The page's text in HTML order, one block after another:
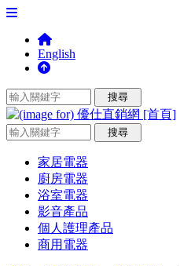
English
家居電器
廚房電器
浴室電器
影音產品
個人護理產品
商用電器